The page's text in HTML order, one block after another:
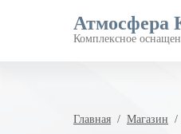
Атмосфера
Комплексное
Главная
  /
Магазин
  /